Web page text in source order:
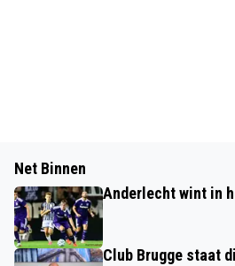
Net Binnen
Anderlecht wint in
Club Brugge staat